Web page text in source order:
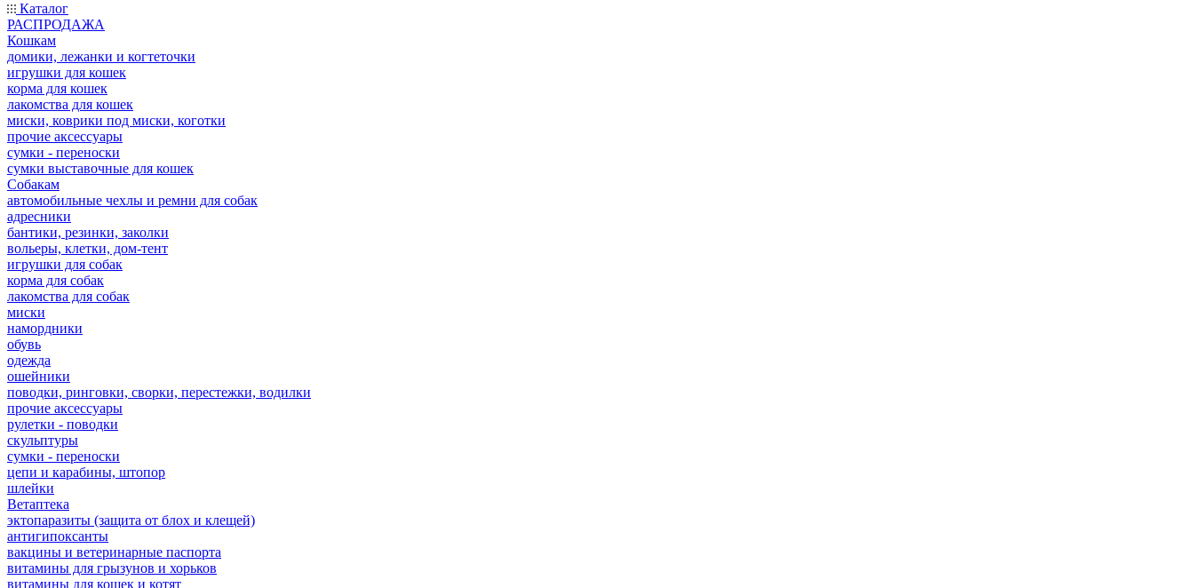
Каталог
РАСПРОДАЖА
Кошкам
домики, лежанки и когтеточки
игрушки для кошек
корма для кошек
лакомства для кошек
миски, коврики под миски, коготки
прочие аксессуары
сумки - переноски
сумки выставочные для кошек
Собакам
автомобильные чехлы и ремни для собак
адресники
бантики, резинки, заколки
вольеры, клетки, дом-тент
игрушки для собак
корма для собак
лакомства для собак
миски
намордники
обувь
одежда
ошейники
поводки, ринговки, сворки, перестежки, водилки
прочие аксессуары
рулетки - поводки
скульптуры
сумки - переноски
цепи и карабины, штопор
шлейки
Ветаптека
эктопаразиты (защита от блох и клещей)
антигипоксанты
вакцины и ветеринарные паспорта
витамины для грызунов и хорьков
витамины для кошек и котят